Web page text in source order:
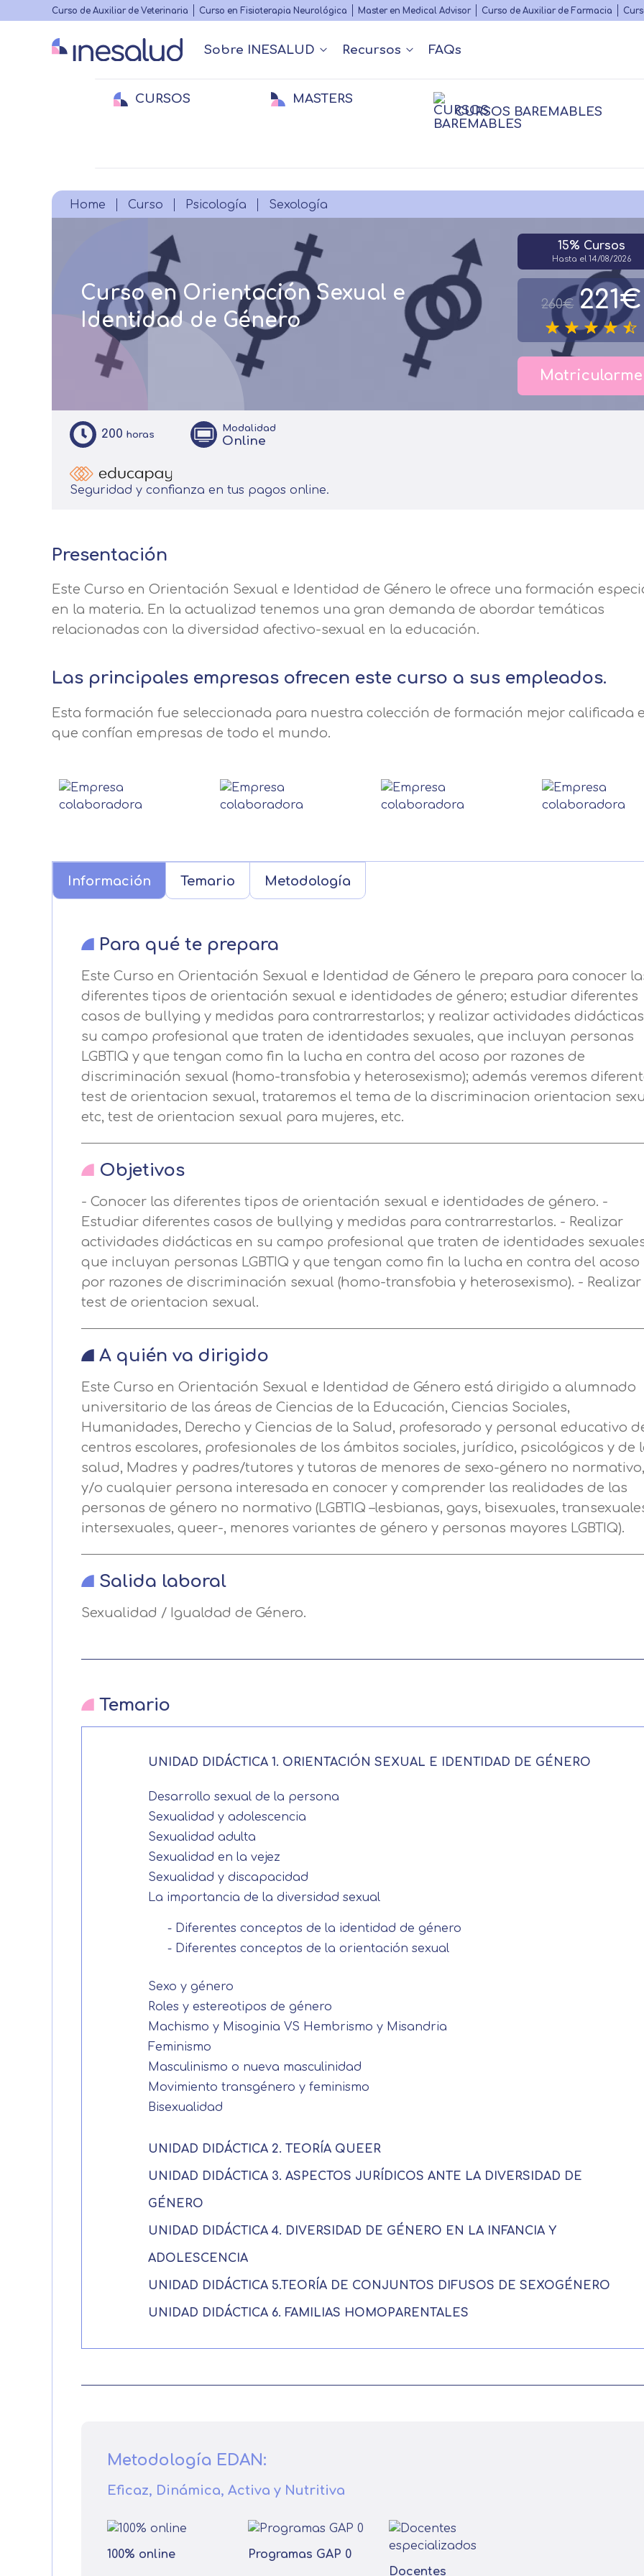
Skip
to
HighlightedCurso de Auxiliar de Veterinaria Curso en Fisioterapia Neurológica Master en Medical Advisor Curso de Auxiliar de Farmacia
Main
Sobre INESALUD
Quiénes somos Acreditaciones Nuestros contenidos
Recursos
Actualidad Sanitaria Webinars y Podcast Diccionario Médico
FAQs
Menu
CURSOS
Veterinaria Fisioterapia Logopedia
MASTERS
Veterinaria Fisioterapia
CURSOS BAREMABLES
Breadcrumb
Home Curso Psicología Sexología
Curso en Orientación Sexual e
Identidad de Género
15% Cursos
Hasta el 14/08/2026
260€ 221€
Matricularme
200 horas
Modalidad
Online
Seguridad y confianza en tus pagos online.
Presentación
Este Curso en Orientación Sexual e Identidad de Género le ofrece una formación
en la materia. En la actualizad tenemos una gran demanda de abordar temáticas
relacionadas con la diversidad afectivo-sexual en la educación.
Las principales empresas ofrecen este curso a sus empleados.
Esta formación fue seleccionada para nuestra colección de formación mejor calificada
que confían empresas de todo el mundo.
Información Temario Metodología
Para qué te prepara
Este Curso en Orientación Sexual e Identidad de Género le prepara para conocer
diferentes tipos de orientación sexual e identidades de género; estudiar diferentes
casos de bullying y medidas para contrarrestarlos; y realizar actividades
su campo profesional que traten de identidades sexuales, que incluyan personas
LGBTIQ y que tengan como fin la lucha en contra del acoso por razones de
discriminación sexual (homo-transfobia y heterosexismo); además veremos
test de orientacion sexual, trataremos el tema de la discriminacion orientacion
etc, test de orientacion sexual para mujeres, etc.
Objetivos
- Conocer las diferentes tipos de orientación sexual e identidades de género. -
Estudiar diferentes casos de bullying y medidas para contrarrestarlos. - Realizar
actividades didácticas en su campo profesional que traten de identidades
que incluyan personas LGBTIQ y que tengan como fin la lucha en contra del acoso
por razones de discriminación sexual (homo-transfobia y heterosexismo). - Realizar
test de orientacion sexual.
A quién va dirigido
Este Curso en Orientación Sexual e Identidad de Género está dirigido a alumnado
universitario de las áreas de Ciencias de la Educación, Ciencias Sociales,
Humanidades, Derecho y Ciencias de la Salud, profesorado y personal educativo
centros escolares, profesionales de los ámbitos sociales, jurídico, psicológicos y de
salud, Madres y padres/tutores y tutoras de menores de sexo-género no normativo,
y/o cualquier persona interesada en conocer y comprender las realidades de las
personas de género no normativo (LGBTIQ –lesbianas, gays, bisexuales,
intersexuales, queer-, menores variantes de género y personas mayores LGBTIQ).
Salida laboral
Sexualidad / Igualdad de Género.
Temario
UNIDAD DIDÁCTICA 1. ORIENTACIÓN SEXUAL E IDENTIDAD DE GÉNERO
Desarrollo sexual de la persona
Sexualidad y adolescencia
Sexualidad adulta
Sexualidad en la vejez
Sexualidad y discapacidad
La importancia de la diversidad sexual
- Diferentes conceptos de la identidad de género
- Diferentes conceptos de la orientación sexual
Sexo y género
Roles y estereotipos de género
Machismo y Misoginia VS Hembrismo y Misandria
Feminismo
Masculinismo o nueva masculinidad
Movimiento transgénero y feminismo
Bisexualidad
UNIDAD DIDÁCTICA 2. TEORÍA QUEER
UNIDAD DIDÁCTICA 3. ASPECTOS JURÍDICOS ANTE LA DIVERSIDAD DE
GÉNERO
UNIDAD DIDÁCTICA 4. DIVERSIDAD DE GÉNERO EN LA INFANCIA Y
ADOLESCENCIA
UNIDAD DIDÁCTICA 5.TEORÍA DE CONJUNTOS DIFUSOS DE SEXOGÉNERO
UNIDAD DIDÁCTICA 6. FAMILIAS HOMOPARENTALES
Metodología EDAN:
Eficaz, Dinámica, Activa y Nutritiva
100% online
Programas GAP 0
Docentes
Solicitar información
Apellido
Teléfono País
Mensaje
Información básica sobre Protección de Datos .
Haz clic aquí
Acepto el tratamiento de mis datos con la finalidad prevista
en la información básica.
Nombre
Apellidos
Telefono
Información básica sobre Protección de Datos .
Haz clic aquí
Responsable EUROINNOVA BUSINESS SCHOOL,
S.L. Finalidad Información académica y comercial
en la información adicional
Información adicionalaquí
en la información básica
Matricularme
Centro de preferencia de privacidad
Utilizamos cookies propias y de terceros para mejorar nuestros servicios relacionados
análisis de tus hábitos de navegación. En caso de que rechace las cookies, no
funcionamiento de las distintas funcionalidades de nuestra página web.
Puede obtener más información en nuestra política de cookies.
Después de aceptar, no volveremos a mostrarle este mensaje.